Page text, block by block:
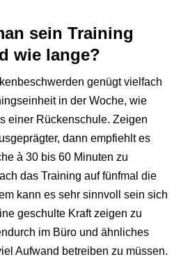
sein Training
wie lange?
genügt vielfach
in der Woche, wie
einer Rückenschule. Zeigen
dann empfiehlt es
à 30 bis 60 Minuten zu
das Training auf fünfmal die
kann es sehr sinnvoll sein sich
geschulte Kraft zeigen zu
im Büro und ähnliches
Aufwand betreiben zu müssen.